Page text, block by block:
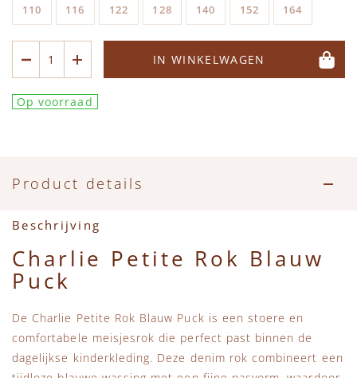
Accessoires
Zwemkleding
Speelgoed
Tassen
Beren
MarMar Copenhagen
+1 in the family
Piupiuchick
Play Up
Sproet & Sprout
Tiny Cottons
110 116 122 128 140 152 164
IN WINKELWAGEN
Op voorraad
Product details
Beschrijving
Charlie Petite Rok Blauw
Puck
De Charlie Petite Rok Blauw Puck is een stoere en
comfortabele meisjesrok die perfect past binnen de
dagelijkse kinderkleding. Deze denim rok combineert een